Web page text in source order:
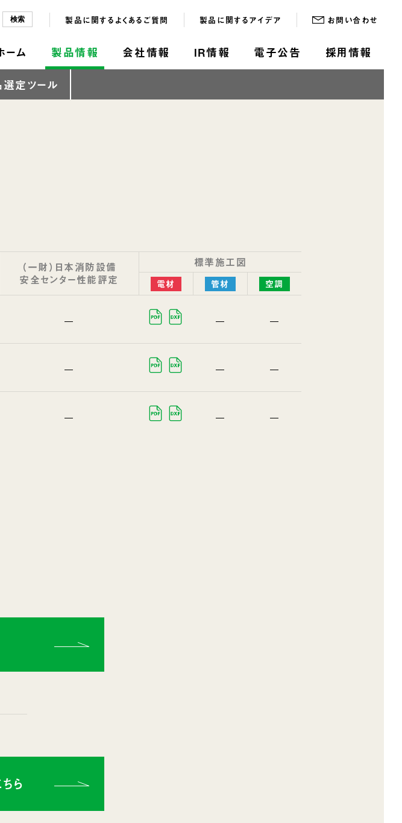
ーム 製品情報 会社情報 IR情報 電子公告 採用情報
製品に関するよくあるご質問 製品に関するアイデア お問い合わせ
定ツール
（一財）日本消防設備
安全センター性能評定
標準施工図
電材 管材 空調
PDF
PDF
PDF
ら